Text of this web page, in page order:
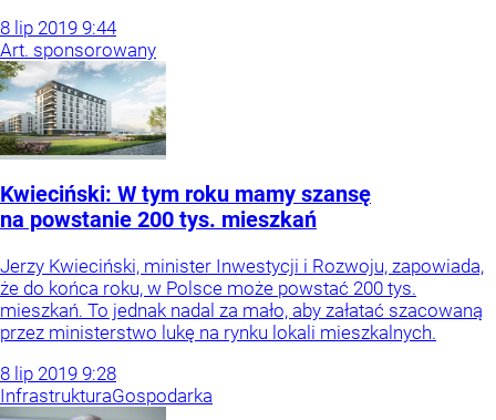
8 lip 2019 9:44
Art. sponsorowany
Kwieciński: W tym roku mamy szansę
na powstanie 200 tys. mieszkań
Jerzy Kwieciński, minister Inwestycji i Rozwoju, zapowiada,
że do końca roku, w Polsce może powstać 200 tys.
mieszkań. To jednak nadal za mało, aby załatać szacowaną
przez ministerstwo lukę na rynku lokali mieszkalnych.
8 lip 2019 9:28
InfrastrukturaGospodarka